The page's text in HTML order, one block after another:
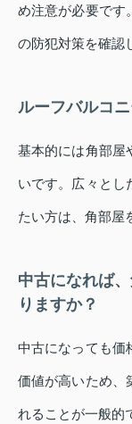
め注意が必要です
の防犯対策を確認
ルーフバルコ
基本的には角部屋
いです。広々とし
たい方は、角部屋
中古になれば
りますか？
中古になっても価
価値が高いため、
れることが一般的